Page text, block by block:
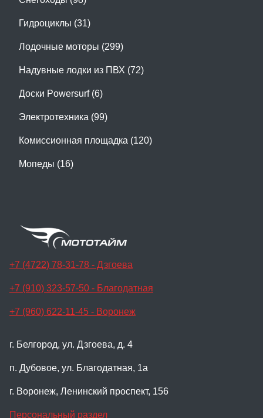
Гидроциклы (31)
Лодочные моторы (299)
Надувные лодки из ПВХ (72)
Доски Powersurf (6)
Электротехника (99)
Комиссионная площадка (120)
Мопеды (16)
+7 (4722) 78-31-78 - Дзгоева
+7 (910) 323-57-50 - Благодатная
+7 (960) 622-11-45 - Воронеж
г. Белгород, ул. Дзгоева, д. 4
п. Дубовое, ул. Благодатная, 1а
г. Воронеж, Ленинский проспект, 156
Персональный раздел